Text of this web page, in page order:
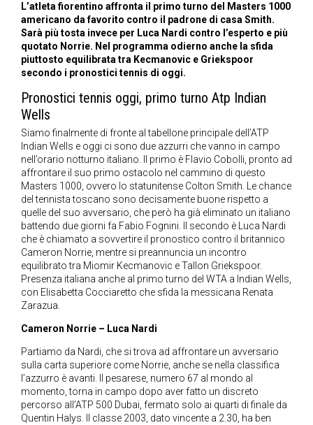
L’atleta fiorentino affronta il primo turno del Masters 1000
americano da favorito contro il padrone di casa Smith.
Sarà più tosta invece per Luca Nardi contro l’esperto e più
quotato Norrie. Nel programma odierno anche la sfida
piuttosto equilibrata tra Kecmanovic e Griekspoor
secondo i pronostici tennis di oggi.
Pronostici tennis oggi, primo turno Atp Indian
Wells
Siamo finalmente di fronte al tabellone principale dell’ATP
Indian Wells e oggi ci sono due azzurri che vanno in campo
nell’orario notturno italiano. Il primo è Flavio Cobolli, pronto ad
affrontare il suo primo ostacolo nel cammino di questo
Masters 1000, ovvero lo statunitense Colton Smith. Le chance
del tennista toscano sono decisamente buone rispetto a
quelle del suo avversario, che però ha già eliminato un italiano
battendo due giorni fa Fabio Fognini. Il secondo è Luca Nardi
che è chiamato a sovvertire il pronostico contro il britannico
Cameron Norrie, mentre si preannuncia un incontro
equilibrato tra Miomir Kecmanovic e Tallon Griekspoor.
Presenza italiana anche al primo turno del WTA a Indian Wells,
con Elisabetta Cocciaretto che sfida la messicana Renata
Zarazua.
Cameron Norrie – Luca Nardi
Partiamo da Nardi, che si trova ad affrontare un avversario
sulla carta superiore come Norrie, anche se nella classifica
l’azzurro è avanti. Il pesarese, numero 67 al mondo al
momento, torna in campo dopo aver fatto un discreto
percorso all’ATP 500 Dubai, fermato solo ai quarti di finale da
Quentin Halys. Il classe 2003, dato vincente a 2.30, ha ben